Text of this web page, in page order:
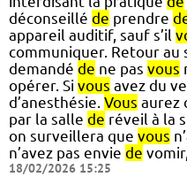
déconseillé de prendre
appareil auditif, sauf s’il
communiquer. Retour au
demandé de ne pas vous
opérer. Si vous avez du
d’anesthésie. Vous aurez
par la salle de réveil à la
on surveillera que vous
n’avez pas envie de
18/02/2026 15:25